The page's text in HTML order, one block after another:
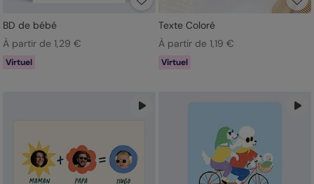
BD de bébé
À partir de 1,29 €
Virtuel
Texte Coloré
À partir de 1,19 €
Virtuel